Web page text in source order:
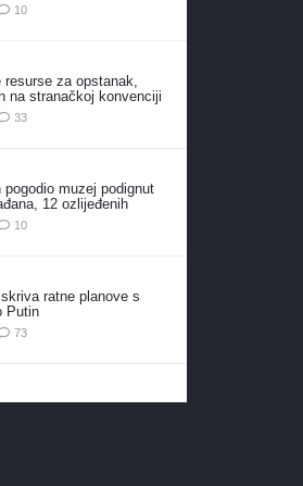
10komentara
za opstanak,
na stranačkoj konvenciji
33komentara
pogodio muzej podignut
12 ozlijeđenih
10komentara
ratne planove s
Putin
73komentara